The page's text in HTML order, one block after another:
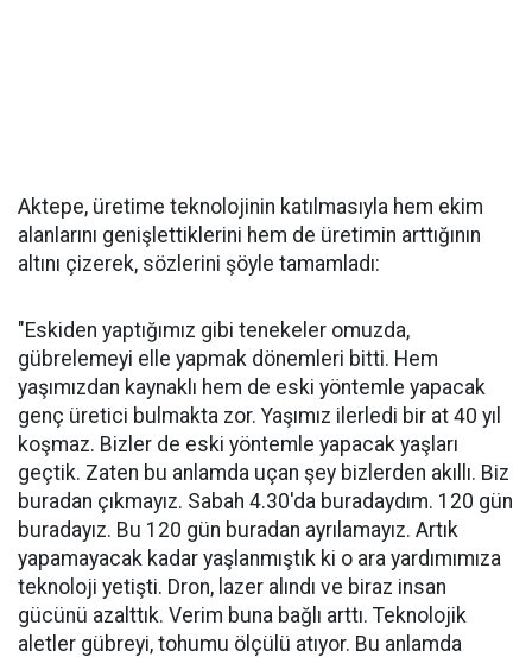
Aktepe, üretime teknolojinin katılmasıyla hem ekim
alanlarını genişlettiklerini hem de üretimin arttığının
altını çizerek, sözlerini şöyle tamamladı:
"Eskiden yaptığımız gibi tenekeler omuzda,
gübrelemeyi elle yapmak dönemleri bitti. Hem
yaşımızdan kaynaklı hem de eski yöntemle yapacak
genç üretici bulmakta zor. Yaşımız ilerledi bir at 40 yıl
koşmaz. Bizler de eski yöntemle yapacak yaşları
geçtik. Zaten bu anlamda uçan şey bizlerden akıllı. Biz
buradan çıkmayız. Sabah 4.30'da buradaydım. 120 gün
buradayız. Bu 120 gün buradan ayrılamayız. Artık
yapamayacak kadar yaşlanmıştık ki o ara yardımımıza
teknoloji yetişti. Dron, lazer alındı ve biraz insan
gücünü azalttık. Verim buna bağlı arttı. Teknolojik
aletler gübreyi, tohumu ölçülü atıyor. Bu anlamda